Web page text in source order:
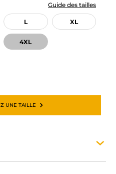
Guide des tailles
L XL
4XL
UNE TAILLE